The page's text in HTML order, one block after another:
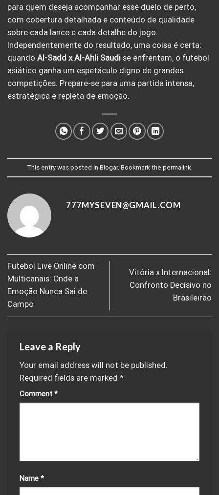
para quem deseja acompanhar esse duelo de perto,
com cobertura detalhada e conteúdo de qualidade
sobre cada lance e cada detalhe do jogo.
Independentemente do resultado, uma coisa é certa:
quando Al-Sadd x Al-Ahli Saudi se enfrentam, o futebol
asiático ganha um espetáculo digno de grandes
competições. Prepare-se para uma partida intensa,
estratégica e repleta de emoção.
This entry was posted in Blogar. Bookmark the permalink
777MYSEVEN@GMAIL.COM
Futebol Live Online com
Multicanais: Onde a
Emoção Nunca Sai de
Campo
Vitória x Internacional:
Confronto Decisivo no
Brasileirão
Leave a Reply
Your email address will not be published.
Required fields are marked *
Comment *
Name *